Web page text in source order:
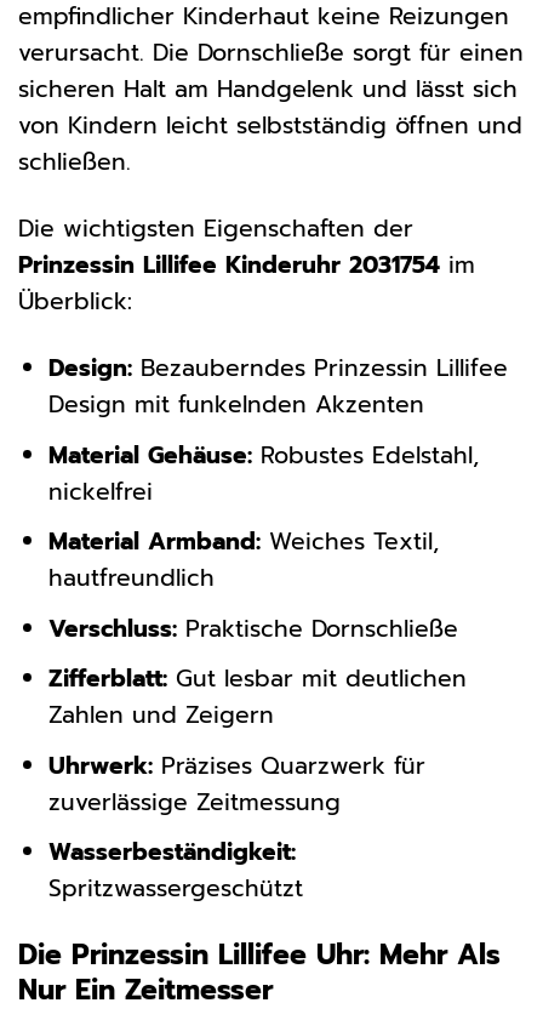
empfindlicher Kinderhaut keine Reizungen
verursacht. Die Dornschließe sorgt für einen
sicheren Halt am Handgelenk und lässt sich
von Kindern leicht selbstständig öffnen und
schließen.
Die wichtigsten Eigenschaften der
Prinzessin Lillifee Kinderuhr 2031754 im
Überblick:
Design:Bezauberndes Prinzessin Lillifee
Design mit funkelnden Akzenten
Material Gehäuse:Robustes Edelstahl,
nickelfrei
Material Armband:Weiches Textil,
hautfreundlich
Verschluss:Praktische Dornschließe
Zifferblatt:Gut lesbar mit deutlichen
Zahlen und Zeigern
Uhrwerk:Präzises Quarzwerk für
zuverlässige Zeitmessung
Wasserbeständigkeit:
Spritzwassergeschützt
Die Prinzessin Lillifee Uhr: Mehr Als
Nur Ein Zeitmesser